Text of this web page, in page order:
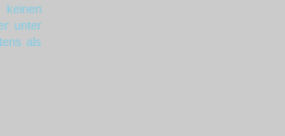
keinen
unter
als